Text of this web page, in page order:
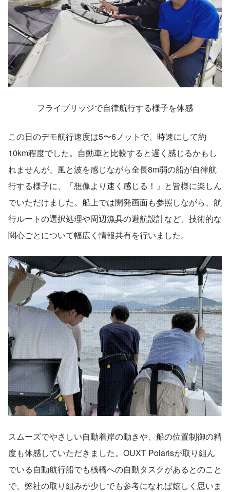
フライブリッジで自律航行する様子を体感
この日のデモ航行速度は5〜6ノットで、時速にして約
10km程度でした。自動車と比較すると遅く感じるかもし
れませんが、風と波を感じながら全長8m弱の船が自律航
行する様子に、「想像より速く感じる！」と皆様に楽しん
でいただけました。船上では開発画面も参照しながら、航
行ルートの選択処理や周辺漁具の避航設計など、技術的な
関心ごとについて幅広く情報共有を行いました。
スムーズでやさしい自動着岸の動きや、船の位置制御の精
度も体感していただきました。OUXT Polarisが取り組ん
でいる自動航行船でも桟橋への自動タスクがあるとのこと
で、弊社の取り組みが少しでも参考になれば嬉しく思いま